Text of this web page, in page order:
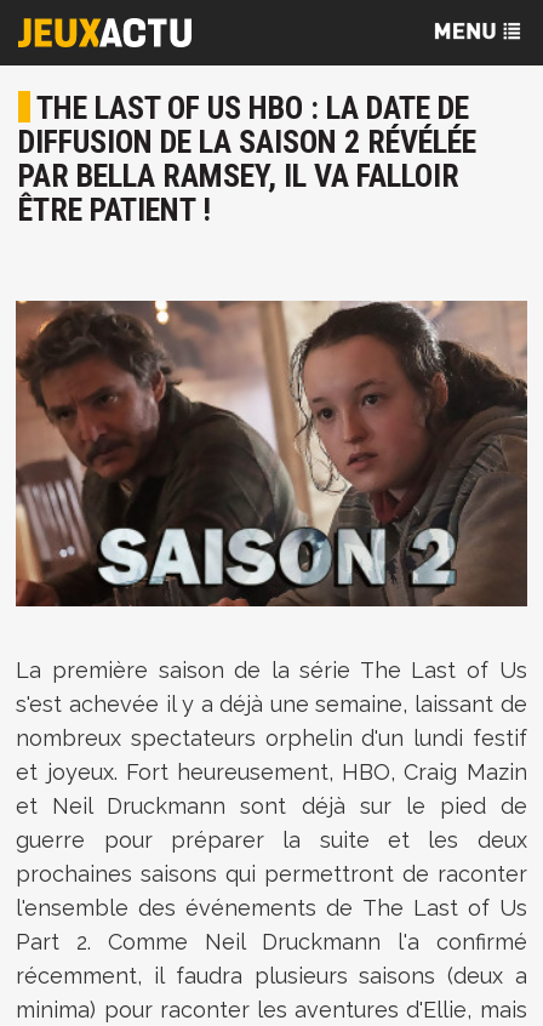
THE LAST OF US HBO : LA DATE DE
DIFFUSION DE LA SAISON 2 RÉVÉLÉE
PAR BELLA RAMSEY, IL VA FALLOIR
ÊTRE PATIENT !
La première saison de la série The Last of Us
s'est achevée il y a déjà une semaine, laissant de
nombreux spectateurs orphelin d'un lundi festif
et joyeux. Fort heureusement, HBO, Craig Mazin
et Neil Druckmann sont déjà sur le pied de
guerre pour préparer la suite et les deux
prochaines saisons qui permettront de raconter
l'ensemble des événements de The Last of Us
Part 2. Comme Neil Druckmann l'a confirmé
récemment, il faudra plusieurs saisons (deux a
minima) pour raconter les aventures d'Ellie, mais